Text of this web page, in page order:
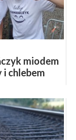
miodem
i chlebem